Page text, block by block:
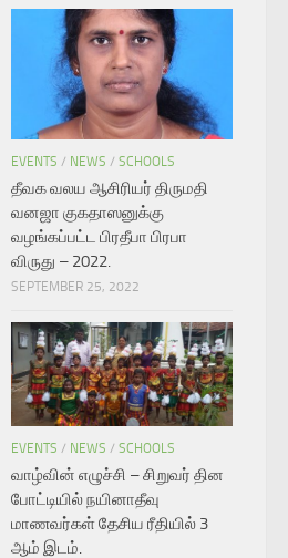
EVENTS / NEWS / SCHOOLS
தீவக வலய ஆசிரியர் திருமதி
வனஜா குகதாஸனுக்கு
வழங்கப்பட்ட பிரதீபா பிரபா
விருது – 2022.
SEPTEMBER 25, 2022
EVENTS / NEWS / SCHOOLS
வாழ்வின் எழுச்சி – சிறுவர் தின
போட்டியில் நயினாதீவு
மாணவர்கள் தேசிய ரீதியில் 3
ஆம் இடம்.